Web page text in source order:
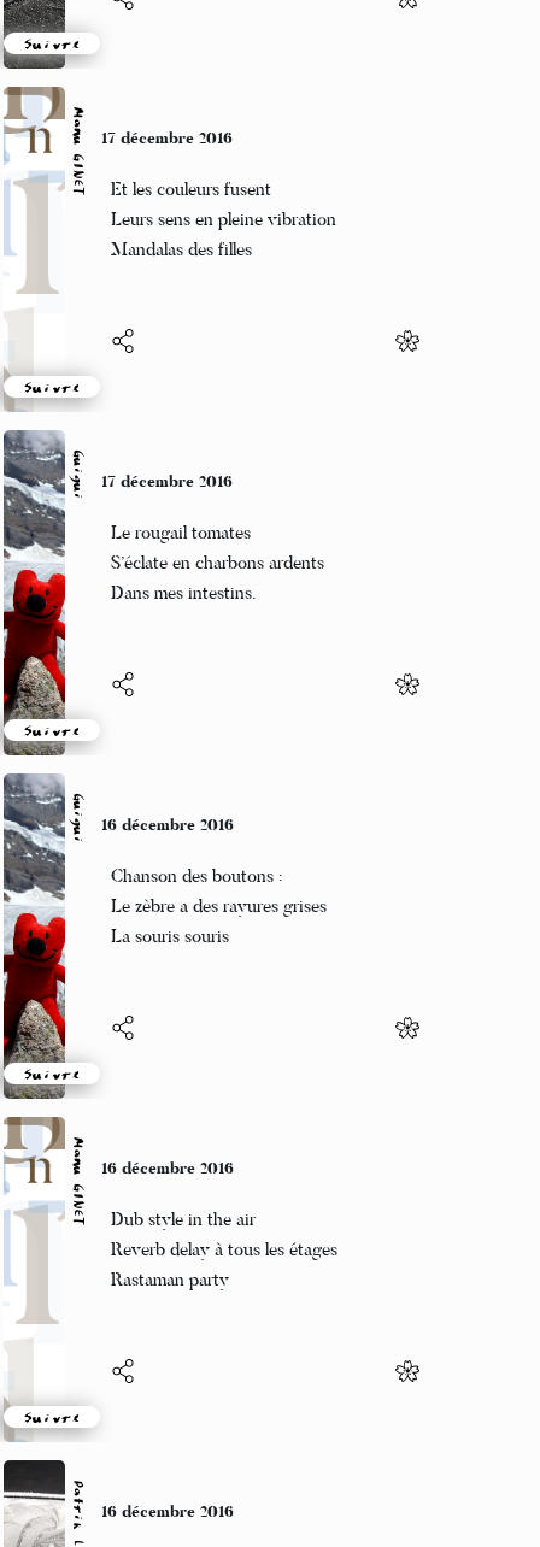
Suivre
Manu GINET
Suivre
17 décembre 2016
Et les couleurs fusent
Leurs sens en pleine vibration
Mandalas des filles
Guigui
Suivre
17 décembre 2016
Le rougail tomates
S’éclate en charbons ardents
Dans mes intestins.
Guigui
Suivre
16 décembre 2016
Chanson des boutons :
Le zèbre a des rayures grises
La souris souris
Manu GINET
Suivre
16 décembre 2016
Dub style in the air
Reverb delay à tous les étages
Rastaman party
16 décembre 2016